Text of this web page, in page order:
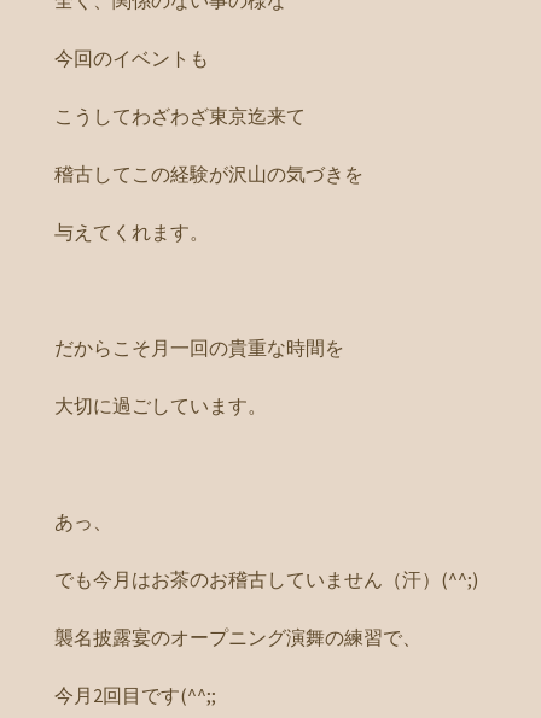
今回のイベントも
こうしてわざわざ東京迄来て
稽古してこの経験が沢山の気づきを
与えてくれます。
だからこそ月一回の貴重な時間を
大切に過ごしています。
あっ、
でも今月はお茶のお稽古していません（汗）(^^;)
襲名披露宴のオープニング演舞の練習で、
今月2回目です(^^;;